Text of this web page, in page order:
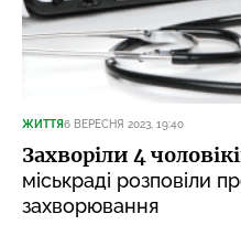
ЖИТТЯ6 ВЕРЕСНЯ 2023, 19:40
Захворіли 4
міськраді розповіли
захворювання